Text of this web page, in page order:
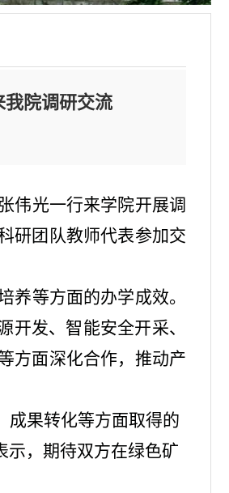
院调研交流
伟光一行来学院开展调
研团队教师代表参加交
养等方面的办学成效。
开发、智能安全开采、
方面深化合作，推动产
成果转化等方面取得的
示，期待双方在绿色矿